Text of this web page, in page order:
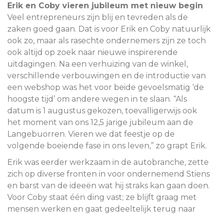
Erik en Coby vieren jubileum met nieuw begin
Veel entrepreneurs zijn blij en tevreden als de
zaken goed gaan. Dat is voor Erik en Coby natuurlijk
ook zo, maar als rasechte ondernemers zijn ze toch
ook altijd op zoek naar nieuwe inspirerende
uitdagingen. Na een verhuizing van de winkel,
verschillende verbouwingen en de introductie van
een webshop was het voor beide gevoelsmatig ‘de
hoogste tijd’ om andere wegen in te slaan. “Als
datum is 1 augustus gekozen, toevalligerwijs ook
het moment van ons 12,5 jarige jubileum aan de
Langebuorren. Vieren we dat feestje op de
volgende boeiende fase in ons leven,” zo grapt Erik.
Erik was eerder werkzaam in de autobranche, zette
zich op diverse fronten in voor ondernemend Stiens
en barst van de ideeën wat hij straks kan gaan doen.
Voor Coby staat één ding vast; ze blijft graag met
mensen werken en gaat gedeeltelijk terug naar